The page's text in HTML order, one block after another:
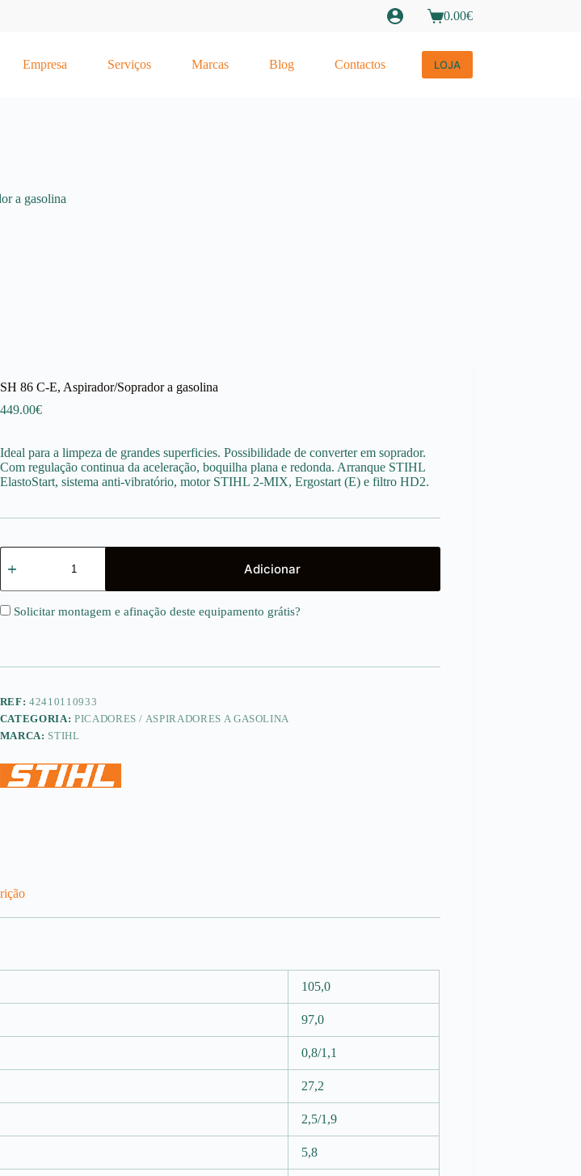
Carrinho
compras
0.00€
Empresa Serviços Marcas Blog Contactos LOJA
a gasolina
SH 86 C-E, Aspirador/Soprador a gasolina
449.00€
Ideal para a limpeza de grandes superficies. Possibilidade de converter em soprador.
Com regulação continua da aceleração, boquilha plana e redonda. Arranque STIHL
ElastoStart, sistema anti-vibratório, motor STIHL 2-MIX, Ergostart (E) e filtro HD2.
Quantidade
de
86
C-
Adicionar
Solicitar montagem e afinação deste equipamento grátis?
REF:42410110933
CATEGORIA: PICADORES / ASPIRADORES A GASOLINA
MARCA: STIHL
105,0
97,0
0,8/1,1
27,2
2,5/1,9
5,8